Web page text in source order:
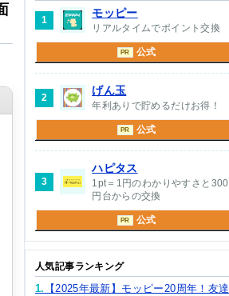
1
モッピー
リアルタイムでポイント交換
PR 公式
2
げん玉
年利ありで貯めるだけお得！
PR 公式
3
ハピタス
1pt＝1円のわかりやすさと300
円台からの交換
PR 公式
人気記事ランキング
1.
【2025年最新】モッピー20周年！友達